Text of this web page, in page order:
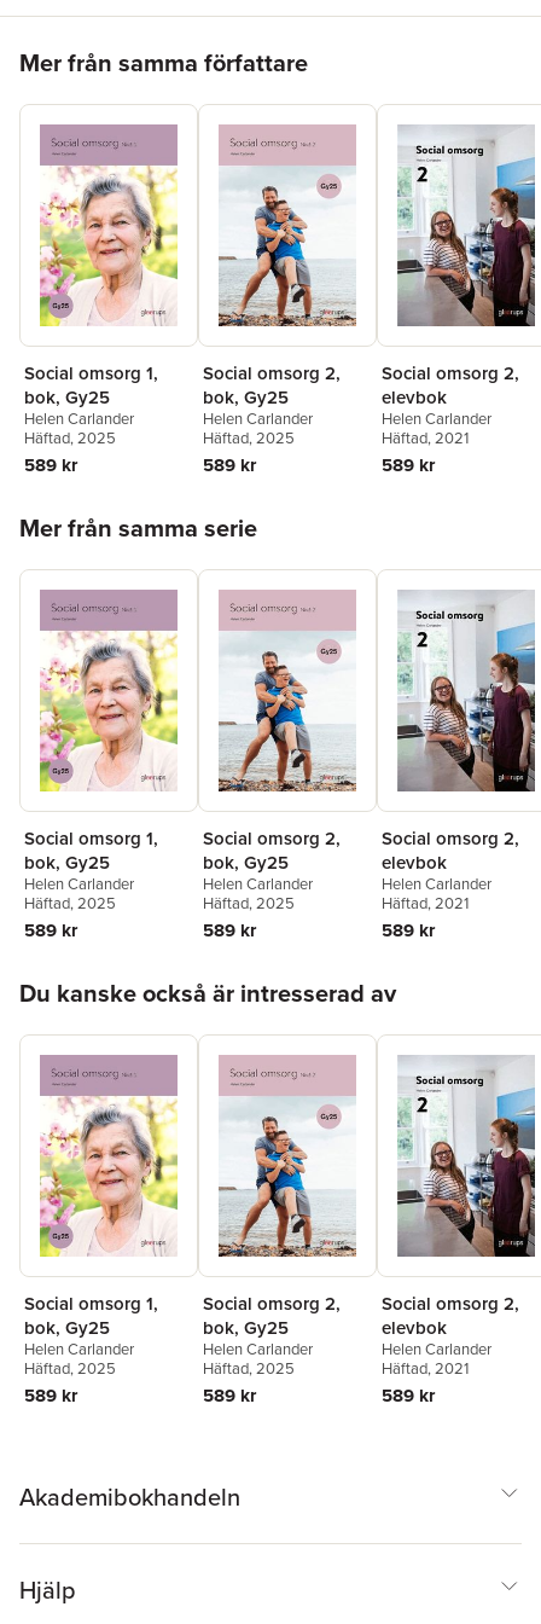
Mer från samma författare
Social omsorg 1,
bok, Gy25
Helen Carlander
Häftad, 2025
589 kr
Social omsorg 2,
bok, Gy25
Helen Carlander
Häftad, 2025
589 kr
Social omsorg 2,
elevbok
Helen Carlander
Häftad, 2021
589 kr
Mer från samma serie
Social omsorg 1,
bok, Gy25
Helen Carlander
Häftad, 2025
589 kr
Social omsorg 2,
bok, Gy25
Helen Carlander
Häftad, 2025
589 kr
Social omsorg 2,
elevbok
Helen Carlander
Häftad, 2021
589 kr
Du kanske också är intresserad av
Social omsorg 1,
bok, Gy25
Helen Carlander
Häftad, 2025
589 kr
Social omsorg 2,
bok, Gy25
Helen Carlander
Häftad, 2025
589 kr
Social omsorg 2,
elevbok
Helen Carlander
Häftad, 2021
589 kr
Akademibokhandeln
Hjälp